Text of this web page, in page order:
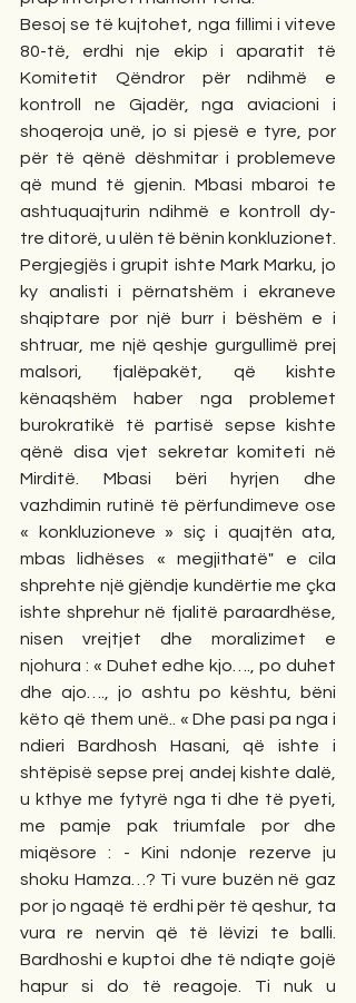
Besoj se të kujtohet, nga fillimi i viteve
80-të, erdhi nje ekip i aparatit të
Komitetit Qëndror për ndihmë e
kontroll ne Gjadër, nga aviacioni i
shoqeroja unë, jo si pjesë e tyre, por
për të qënë dëshmitar i problemeve
që mund të gjenin. Mbasi mbaroi te
ashtuquajturin ndihmë e kontroll dy-
tre ditorë, u ulën të bënin konkluzionet.
Pergjegjës i grupit ishte Mark Marku, jo
ky analisti i përnatshëm i ekraneve
shqiptare por një burr i bëshëm e i
shtruar, me një qeshje gurgullimë prej
malsori, fjalëpakët, që kishte
kënaqshëm haber nga problemet
burokratikë të partisë sepse kishte
qënë disa vjet sekretar komiteti në
Mirditë. Mbasi bëri hyrjen dhe
vazhdimin rutinë të përfundimeve ose
« konkluzioneve » siç i quajtën ata,
mbas lidhëses « megjithatë" e cila
shprehte një gjëndje kundërtie me çka
ishte shprehur në fjalitë paraardhëse,
nisen vrejtjet dhe moralizimet e
njohura : « Duhet edhe kjo…., po duhet
dhe ajo…., jo ashtu po kështu, bëni
këto që them unë.. « Dhe pasi pa nga i
ndieri Bardhosh Hasani, që ishte i
shtëpisë sepse prej andej kishte dalë,
u kthye me fytyrë nga ti dhe të pyeti,
me pamje pak triumfale por dhe
miqësore : - Kini ndonje rezerve ju
shoku Hamza…? Ti vure buzën në gaz
por jo ngaqë të erdhi për të qeshur, ta
vura re nervin që të lëvizi te balli.
Bardhoshi e kuptoi dhe të ndiqte gojë
hapur si do të reagoje. Ti nuk u